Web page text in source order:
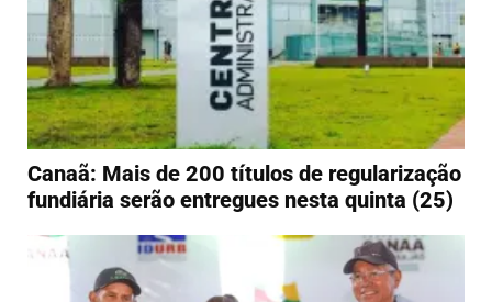
Canaã: Mais de 200 títulos de regularização
fundiária serão entregues nesta quinta (25)